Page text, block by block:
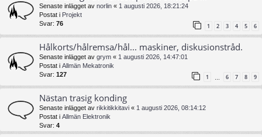
Senaste inlägget av norlin « 1 augusti 2026, 18:21:24
Postat i Projekt
Svar: 76 1 2 3 4 5 6
Hålkorts/hålremsa/hål... maskiner, diskusionstråd.
Senaste inlägget av grym « 1 augusti 2026, 14:47:01
Postat i Allmän Mekatronik
Svar: 127 1 … 6 7 8 9
Nästan trasig konding
Senaste inlägget av rikkitikkitavi « 1 augusti 2026, 08:14:12
Postat i Allmän Elektronik
Svar: 4